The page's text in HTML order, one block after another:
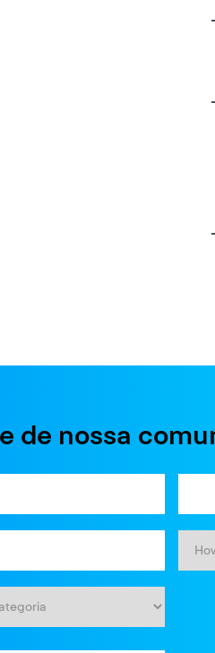
de nossa